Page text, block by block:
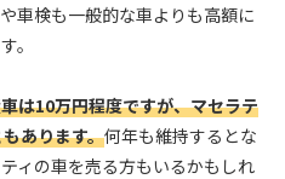
車検も一般的な車よりも高額に
。
は10万円程度ですが、マセラテ
あります。何年も維持するとな
ィの車を売る方もいるかもしれ